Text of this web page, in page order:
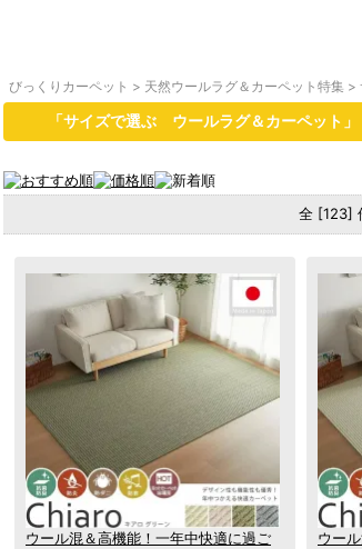
びっくりカーペット > 天然ウールラグ＆カーペット特集 >
「サイズで選ぶ ウールラグ＆カーペット」
全 [123]
ウール混＆高機能！一年中快適に過ご
ウー